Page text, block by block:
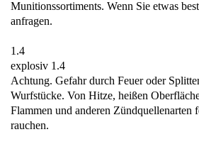
Munitionssortiments. Wenn Sie etwas
anfragen.
1.4
explosiv 1.4
Achtung. Gefahr durch Feuer oder
Wurfstücke. Von Hitze, heißen
Flammen und anderen Zündquellenarten
rauchen.